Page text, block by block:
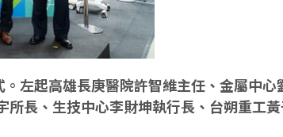
左起高雄長庚醫院許智維主任、金屬中心
長、生技中心李財坤執行長、台朔重工黃